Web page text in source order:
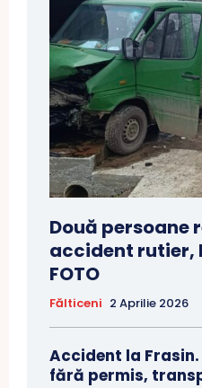
Două
accident rutier,
FOTO
Fălticeni 2 Aprilie 2026
Accident la
fără permis,